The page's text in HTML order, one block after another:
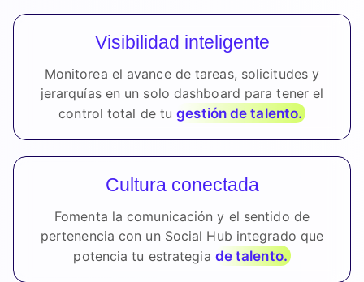
Visibilidad inteligente
Monitorea el avance de tareas, solicitudes y
jerarquías en un solo dashboard para tener el
control total de tugestión de talento.
Cultura conectada
Fomenta la comunicación y el sentido de
pertenencia con un Social Hub integrado que
potencia tu estrategia de talento.